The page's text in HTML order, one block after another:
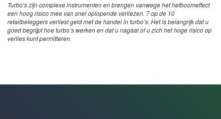
Turbo’s zijn complexe instrumenten en brengen vanwege het hefboomeffect
een hoog risico mee van snel oplopende verliezen. 7 op de 10
retailbeleggers verliest geld met de handel in turbo’s. Het is belangrijk dat u
goed begrijpt hoe turbo’s werken en dat u nagaat of u zich het hoge risico op
verlies kunt permitteren.